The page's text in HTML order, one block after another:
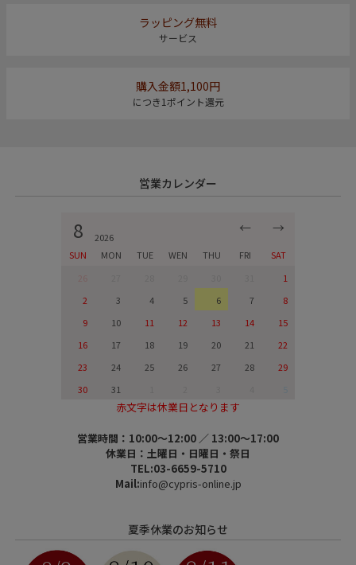
ラッピング無料
サービス
購入金額1,100円
につき1ポイント還元
営業カレンダー
8 2026
← →
SUN MON TUE WEN THU FRI
SAT
1
2
3 4 5 6 7
8
9
10 11 12 13 14
15
16
17 18 19 20 21
22
23
24 25 26 27 28
29
30
31
赤文字は休業日となります
営業時間：10:00～12:00 ／ 13:00～17:00
休業日：土曜日・日曜日・祭日
TEL:03-6659-5710
Mail:info@cypris-online.jp
夏季休業のお知らせ